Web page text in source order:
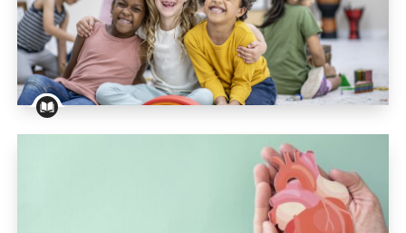
Association Luxembourgeoise d'Aide aux Enfants